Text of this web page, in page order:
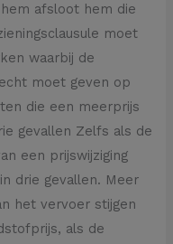
afsloot hem die
moet
waarbij de
moet geven op
die een meerprijs
gevallen Zelfs als de
een prijswijziging
drie gevallen. Meer
het vervoer stijgen
als de